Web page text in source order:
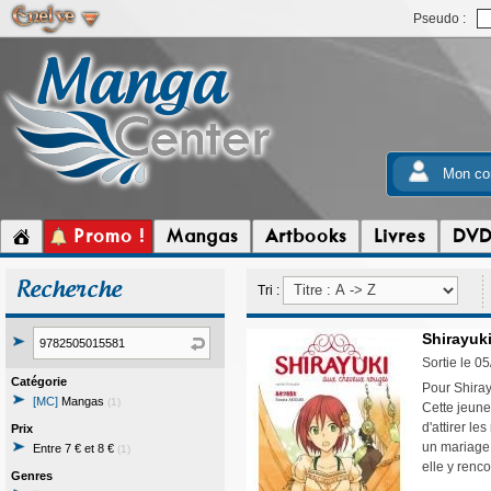
Pseudo :
Mon
Promo ! Mangas Artbooks Livres DVD
Recherche
Catégorie
[MC] Mangas (1)
Prix
Entre 7 € et 8 € (1)
Genres
Tri :
Sortie le
Pour
Cette
d'attirer les
un
elle y